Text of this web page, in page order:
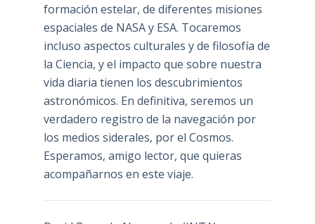
formación estelar, de diferentes misiones
espaciales de NASA y ESA. Tocaremos
incluso aspectos culturales y de filosofía de
la Ciencia, y el impacto que sobre nuestra
vida diaria tienen los descubrimientos
astronómicos. En definitiva, seremos un
verdadero registro de la navegación por
los medios siderales, por el Cosmos.
Esperamos, amigo lector, que quieras
acompañarnos en este viaje.